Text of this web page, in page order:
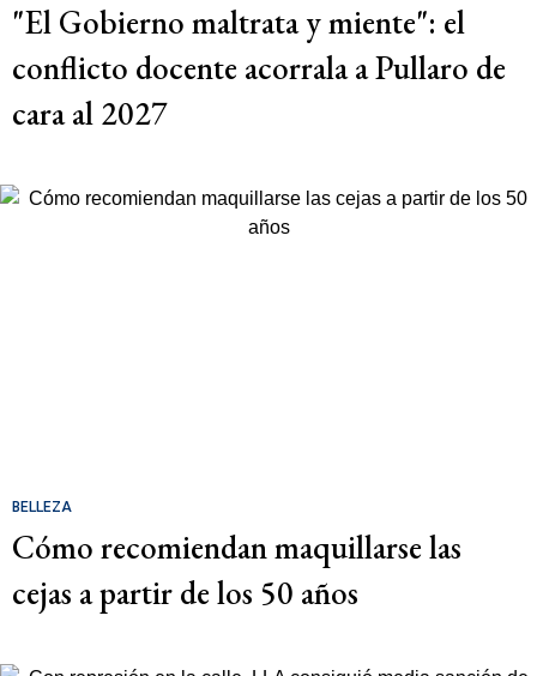
"El Gobierno maltrata y miente": el
conflicto docente acorrala a Pullaro de
cara al 2027
BELLEZA
Cómo recomiendan maquillarse las
cejas a partir de los 50 años